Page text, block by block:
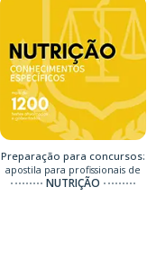
Preparação para concursos:
apostila para profissionais de
NUTRIÇÃO